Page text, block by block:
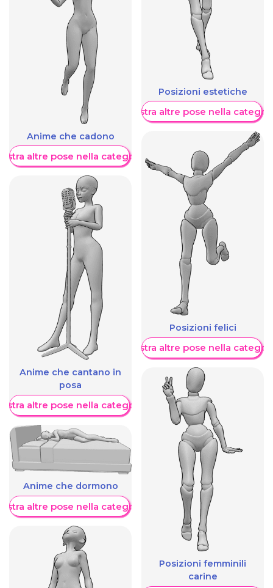
Anime che cadono
altre pose nella categoria
Anime che cantano in
posa
altre pose nella categoria
Anime che dormono
altre pose nella categoria
Posizioni estetiche
Mostra altre pose nella
Posizioni felici
Mostra altre pose nella
Posizioni femminili
carine